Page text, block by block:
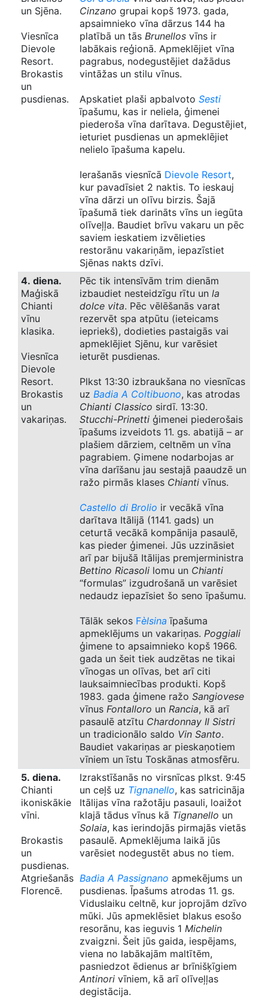
un Sjēna.
Viesnīca
Dievole
Resort.
Brokastis
un
pusdienas.
Cinzano grupai kopš 1973. gada,
apsaimnieko vīna dārzus 144 ha
platībā un tās Brunellosvīns ir
labākais reģionā. Apmeklējiet vīna
pagrabus, nodegustējiet dažādus
vintāžas un stilu vīnus.
Apskatiet plaši apbalvoto Sesti
īpašumu, kas ir neliela, ģimenei
piederoša vīna darītava. Degustējiet,
ieturiet pusdienas un apmeklējiet
nelielo īpašuma kapelu.
Ierašanās viesnīcā Dievole Resort,
kur pavadīsiet 2 naktis. To ieskauj
vīna dārzi un olīvu birzis. Šajā
īpašumā tiek darināts vīns un iegūta
olīveļļa. Baudiet brīvu vakaru un pēc
saviem ieskatiem izvēlieties
restorānu vakariņām, iepazīstiet
Sjēnas nakts dzīvi.
4. diena.
Maģiskā
Chianti
vīnu
klasika.
Viesnīca
Dievole
Resort.
Brokastis
un
vakariņas.
Pēc tik intensīvām trim dienām
izbaudiet nesteidzīgu rītu un la
dolce vita. Pēc vēlēšanās varat
rezervēt spa atpūtu (ieteicams
iepriekš), dodieties pastaigās vai
apmeklējiet Sjēnu, kur varēsiet
ieturēt pusdienas.
Plkst 13:30 izbraukšana no viesnīcas
uz Badia A Coltibuono, kas atrodas
Chianti Classico sirdī. 13:30.
Stucchi-Prinettiģimenei piederošais
īpašums izveidots 11. gs. abatijā – ar
plašiem dārziem, celtnēm un vīna
pagrabiem. Ģimene nodarbojas ar
vīna darīšanu jau sestajā paaudzē un
ražo pirmās klases Chiantivīnus.
Castello di Brolio ir vecākā vīna
darītava Itālijā (1141. gads) un
ceturtā vecākā kompānija pasaulē,
kas pieder ģimenei. Jūs uzzināsiet
arī par bijušā Itālijas premjerministra
Bettino Ricasolilomu un Chianti
“formulas” izgudrošanā un varēsiet
nedaudz iepazīsiet šo seno īpašumu.
Tālāk sekos Fèlsina īpašuma
apmeklējums un vakariņas. Poggiali
ģimene to apsaimnieko kopš 1966.
gada un šeit tiek audzētas ne tikai
vīnogas un olīvas, bet arī citi
lauksaimniecības produkti. Kopš
1983. gada ģimene ražo Sangiovese
vīnus Fontalloro un Rancia, kā arī
pasaulē atzītu Chardonnay Il Sistri
un tradicionālo saldo Vin Santo.
Baudiet vakariņas ar pieskaņotiem
vīniem un īstu Toskānas atmosfēru.
5. diena.
Chianti
ikoniskākie
vīni.
Brokastis
un
pusdienas.
Atgriešanās
Florencē.
Izrakstīšanās no virsnīcas plkst. 9:45
un ceļš uz Tignanello, kas satricināja
Itālijas vīna ražotāju pasauli, loaižot
klajā tādus vīnus kā Tignanello un
Solaia, kas ierindojās pirmajās vietās
pasaulē. Apmeklējuma laikā jūs
varēsiet nodegustēt abus no tiem.
Badia A Passignano apmekējums un
pusdienas. Īpašums atrodas 11. gs.
Viduslaiku celtnē, kur joprojām dzīvo
mūki. Jūs apmeklēsiet blakus esošo
resorānu, kas ieguvis 1 Michelin
zvaigzni. Šeit jūs gaida, iespējams,
viena no labākajām maltītēm,
pasniedzot ēdienus ar brīnišķīgiem
Antinorivīniem, kā arī olīveļļas
degistācija.